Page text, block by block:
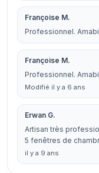
Françoise M.
Professionnel.
Françoise M.
Professionnel.
Modifié il y a 6 ans
Erwan G.
Artisan très
5 fenêtres de
il y a 9 ans